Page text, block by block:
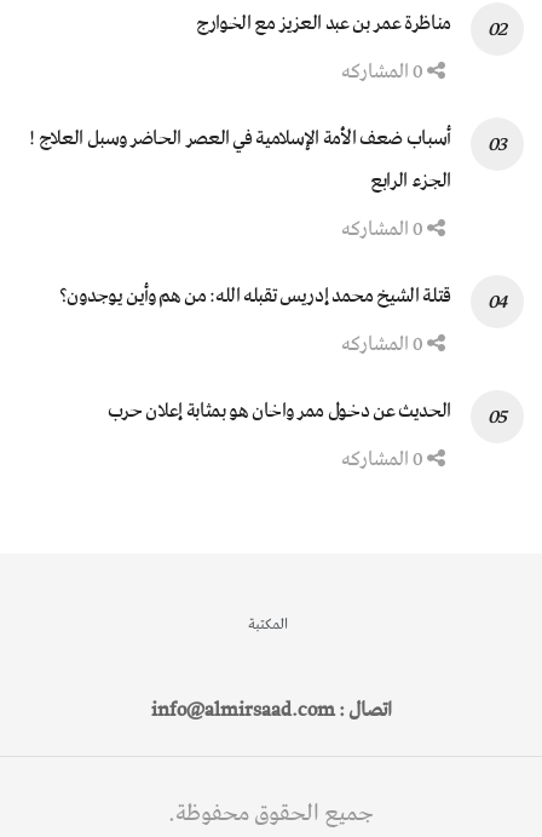
مناظرة عمر بن عبد العزيز مع الخوارج
أسباب ضعف الأمة الإسلامية في العصر الحاضر وسبل العلاج !
الجزء الرابع
قتلة الشيخ محمد إدريس تقبله الله: من هم وأين يوجدون؟
الحديث عن دخول ممر واخان هو بمثابة إعلان حرب
المكتبة
اتصال : info@almirsaad.com
جميع الحقوق محفوظة.